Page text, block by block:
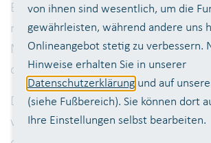
Bodenschicht bedeckt. Damit
nur der Stickstoffverlust, sondern -
Nebeneffekt - auch die
deutlich.
Der Innogy SE Klimaschutzpreis wird
verliehen, die in hohem Maße zum
von ihnen sind wesentlich, um die
gewährleisten, während andere uns
Onlineangebot stetig zu verbessern.
Hinweise erhalten Sie in unserer
Datenschutzerklärung und auf
(siehe Fußbereich). Sie können dort
Ihre Einstellungen selbst bearbeiten.